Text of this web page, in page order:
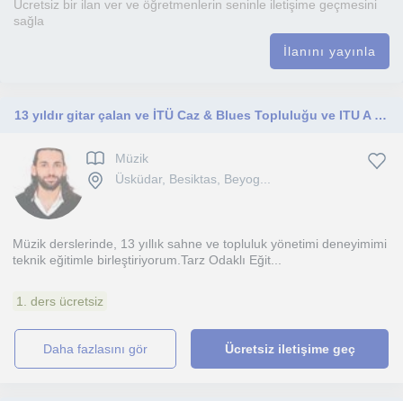
Ücretsiz bir ilan ver ve öğretmenlerin seninle iletişime geçmesini
sağla
İlanını yayınla
13 yıldır gitar çalan ve İTÜ Caz & Blues Topluluğu ve ITU A Capella icra ve yöneticiliğinden gelen tecrübeyle; rock, pop ve caz türlerinde kişiselleştirilmiş gitar eğitimi ve şarkı söyleme eğitimi
Müzik
Üsküdar, Besiktas, Beyog...
Müzik derslerinde, 13 yıllık sahne ve topluluk yönetimi deneyimimi
teknik eğitimle birleştiriyorum.Tarz Odaklı Eğit...
1. ders ücretsiz
daha fazlasını gör Ücretsiz iletişime geç